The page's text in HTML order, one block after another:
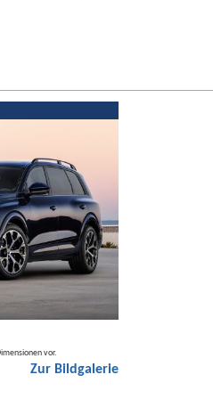
vor.
Zur Bildgalerie